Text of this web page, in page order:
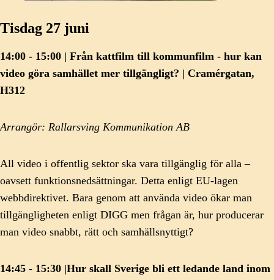
Tisdag 27 juni
14:00 - 15:00 | Från kattfilm till kommunfilm - hur kan
video göra samhället mer tillgängligt? | Cramérgatan,
H312
Arrangör: Rallarsving Kommunikation AB
All video i offentlig sektor ska vara tillgänglig för alla –
oavsett funktionsnedsättningar. Detta enligt EU-lagen
webbdirektivet. Bara genom att använda video ökar man
tillgängligheten enligt DIGG men frågan är, hur producerar
man video snabbt, rätt och samhällsnyttigt?
14:45 - 15:30 |Hur skall Sverige bli ett ledande land inom